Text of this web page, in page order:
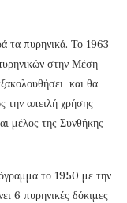
τα πυρηνικά. Το 1963
στην Μέση
και θα
την απειλή χρήσης
μέλος της Συνθήκης
το 1950 με την
6 πυρηνικές δόκιμες